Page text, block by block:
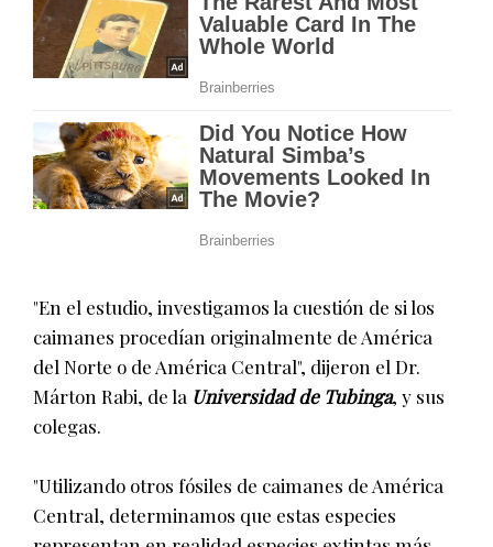
"En el estudio, investigamos la cuestión de si los
caimanes procedían originalmente de América
del Norte o de América Central", dijeron el Dr.
Márton Rabi, de la Universidad de Tubinga, y sus
colegas.
"Utilizando otros fósiles de caimanes de América
Central, determinamos que estas especies